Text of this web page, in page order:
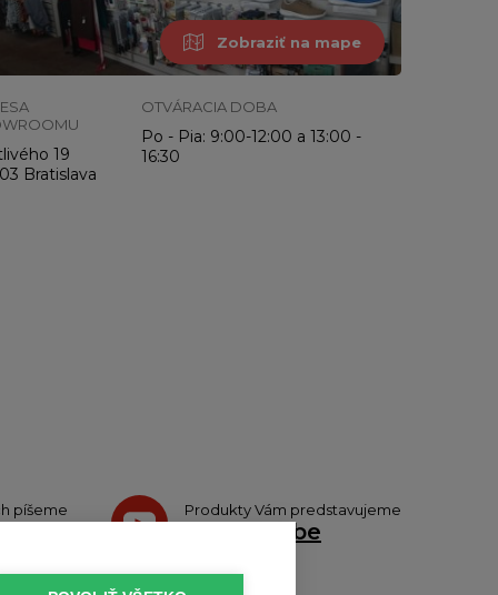
Zobraziť na mape
19
Bratislava
OTVÁRACIA DOBA
Po - Pia: 9:00-12:00 a 13:00 -
16:30
píšeme Produkty Vám predstavujeme
Youtube